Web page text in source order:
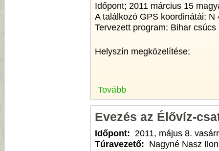
Időpont; 2011 március 15
A találkozó GPS koordinátái;
Tervezett program; Bihar
Helyszín megközelítése;
Tovább
Evezés az Élővíz-
Időpont: 2011, május 8.
Túravezető: Nagyné Nasz